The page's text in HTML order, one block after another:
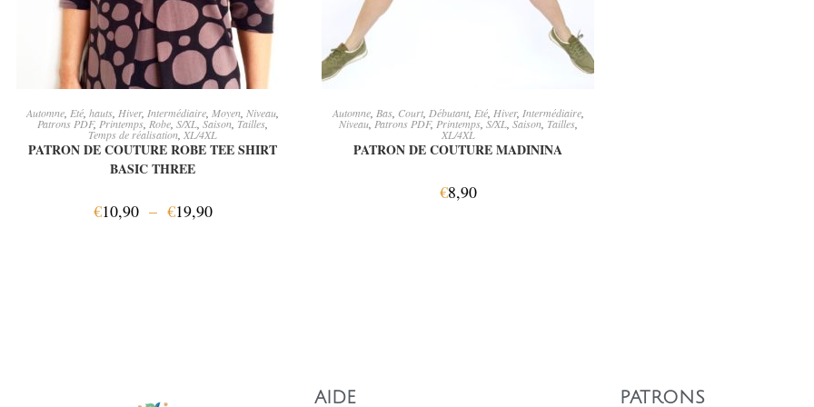
CHOIX DES OPTIONS
Automne, Eté, hauts, Hiver, Intermédiaire, Moyen, Niveau,
Patrons PDF, Printemps, Robe, S/XL, Saison, Tailles,
Temps de réalisation, XL/4XL
PATRON DE COUTURE ROBE TEE SHIRT
BASIC THREE
€10,90 – €19,90
AJOUTER AU PANIER
Automne, Bas, Court, Débutant, Eté, Hiver, Intermédiaire,
Niveau,Patrons PDF, Printemps, S/XL, Saison, Tailles,
XL/4XL
PATRON DE COUTURE MADININA
€8,90
AIDE PATRONS